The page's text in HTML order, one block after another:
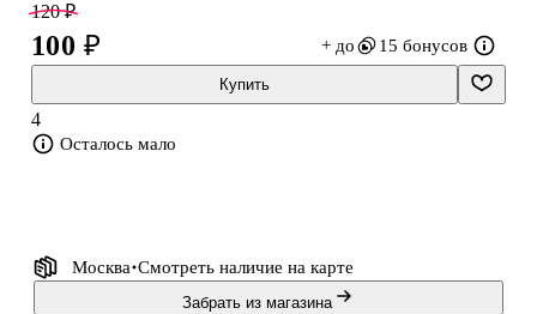
самостоятельно.
120 ₽
100 ₽ + до 15 бонусов
Купить
4
Осталось мало
Москва Смотреть наличие на карте
Забрать из магазина